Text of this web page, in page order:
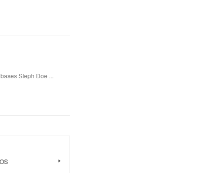
Steph Doe ...